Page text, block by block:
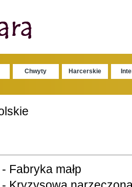
Chwyty Harcerskie
Fabryka małp